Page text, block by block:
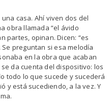
casa. Ahí viven dos del
obra llamada “el ávido
partes, opinan. Dicen: “es
preguntan si esa melodía
en la obra que acaban
da cuenta del dispositivo: los
todo lo que sucede y sucederá
y está sucediendo, a la vez. Y